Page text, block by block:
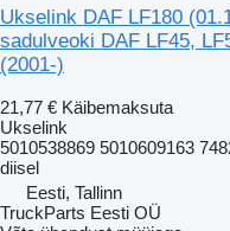
Ukselink DAF LF180
sadulveoki DAF LF45,
(2001-)
21,77 € Käibemaksuta
Ukselink
5010538869 5010609163
diisel
Eesti, Tallinn
TruckParts Eesti OÜ